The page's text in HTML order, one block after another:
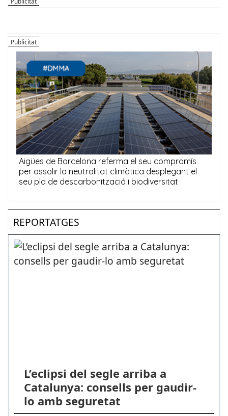
REPORTATGES
L’eclipsi del segle arriba a
Catalunya: consells per gaudir-
lo amb seguretat